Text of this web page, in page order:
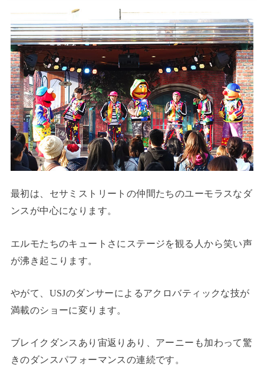
最初は、セサミストリートの仲間たちのユーモラスなダ
ンスが中心になります。
エルモたちのキュートさにステージを観る人から笑い声
が沸き起こります。
やがて、USJのダンサーによるアクロバティックな技が
満載のショーに変ります。
ブレイクダンスあり宙返りあり、アーニーも加わって驚
きのダンスパフォーマンスの連続です。